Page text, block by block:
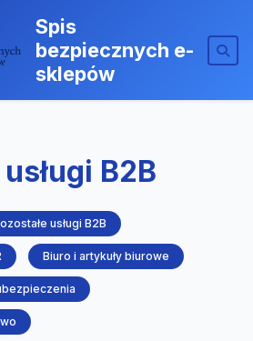
Spis
bezpiecznych e-
sklepów
B2B
usługi B2B
Biuro i artykuły biurowe